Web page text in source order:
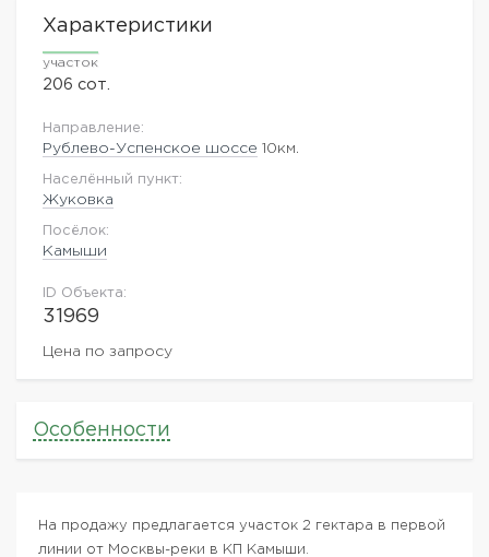
Характеристики
участок
206 сот.
Направление:
Рублево-Успенское шоссе 10км.
Населённый пункт:
Жуковка
Посёлок:
Камыши
ID Объекта:
31969
Цена по запросу
Особенности
На продажу предлагается участок 2 гектара в первой
линии от Москвы-реки в КП Камыши.